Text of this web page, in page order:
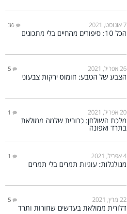
7 אוגוסט, 2021 36
הכל 10: סיפורים מהחיים בלי מתכונים
26 אפריל, 2021 5
הצבע של הטבע: חומוס ירקות צבעוני
20 אפריל, 2021 1
מלכת השולחן: כרובית שלמה ממולאת
בתרד ואפונה
4 אפריל, 2021 1
מגולגלות: עוגיות תמרים בלי תמרים
22 מרץ, 2021 5
דלורית ממולאת בעדשים שחורות ותרד